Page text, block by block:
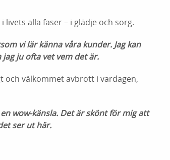
alla faser – i glädje och sorg.
vi lär känna våra kunder. Jag kan
ju ofta vet vem det är.
välkommet avbrott i vardagen,
wow-känsla. Det är skönt för mig att
ser ut här.